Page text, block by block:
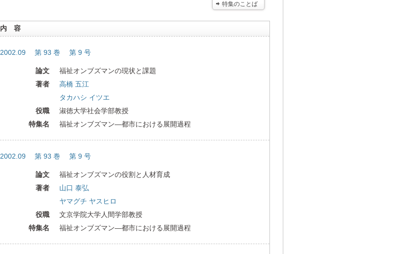
特集のことば
内 容
2002.09 第 93 巻 第 9 号
論文
福祉オンブズマンの現状と課題
著者
高橋 五江
タカハシ イツエ
役職
淑徳大学社会学部教授
特集名
福祉オンブズマン―都市における展開過程
2002.09 第 93 巻 第 9 号
論文
福祉オンブズマンの役割と人材育成
著者
山口 泰弘
ヤマグチ ヤスヒロ
役職
文京学院大学人間学部教授
特集名
福祉オンブズマン―都市における展開過程